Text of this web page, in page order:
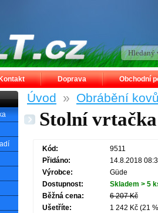
Úvod » Obrábění
Stolní
Kód:
9511
Přidáno:
14.8.2018
Výrobce:
Güde
Dostupnost:
Skladem > 5
Běžná cena:
6 207 Kč
Ušetříte:
1 242 Kč (21
Doprava Obchodní